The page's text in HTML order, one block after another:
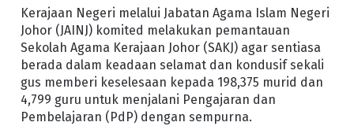
Kerajaan Negeri melalui Jabatan Agama Islam Negeri
Johor (JAINJ) komited melakukan pemantauan
Sekolah Agama Kerajaan Johor (SAKJ) agar sentiasa
berada dalam keadaan selamat dan kondusif sekali
gus memberi keselesaan kepada 198,375 murid dan
4,799 guru untuk menjalani Pengajaran dan
Pembelajaran (PdP) dengan sempurna.